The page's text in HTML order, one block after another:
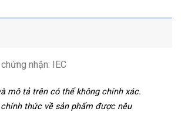
nhận: IEC
mô tả trên có thể không chính xác.
thức về sản phẩm được nêu